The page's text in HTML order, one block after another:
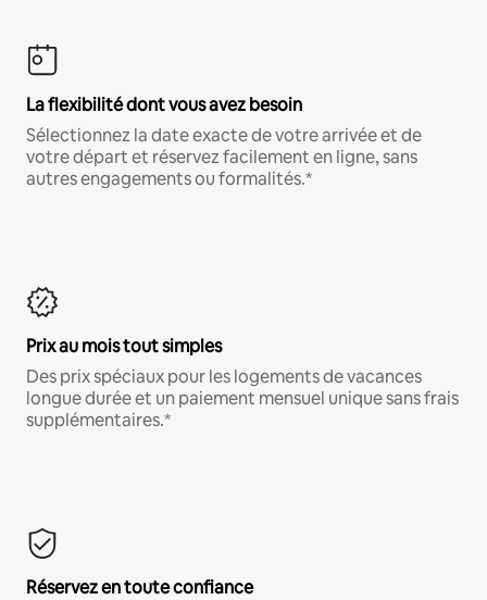
La flexibilité dont vous avez besoin
Sélectionnez la date exacte de votre arrivée et de
votre départ et réservez facilement en ligne, sans
autres engagements ou formalités.*
Prix au mois tout simples
Des prix spéciaux pour les logements de vacances
longue durée et un paiement mensuel unique sans frais
supplémentaires.*
Réservez en toute confiance